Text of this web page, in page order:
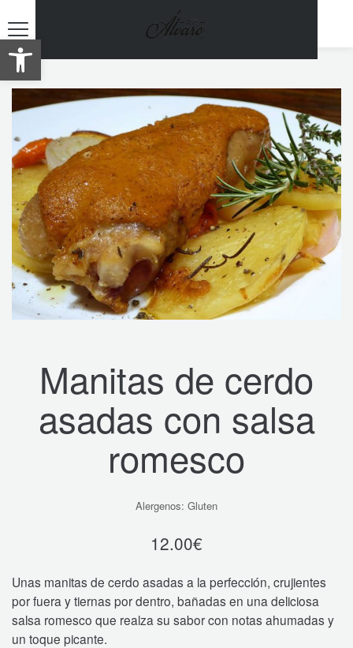
Abrir barra de herramientas
Manitas de cerdo
asadas con salsa
romesco
Alergenos: Gluten
12.00€
Unas manitas de cerdo asadas a la perfección, crujientes
por fuera y tiernas por dentro, bañadas en una deliciosa
salsa romesco que realza su sabor con notas ahumadas y
un toque picante.